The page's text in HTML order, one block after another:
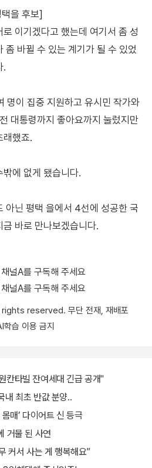
을 후보]
이기겠다고 했는데 여기서 좀 성
좀 바뀔 수 있는 계기가 될 수 있었
.
명이 집중 지원하고 유시민 작가와
대통령까지 좋아요까지 눌렀지만
래했죠.
에 없게 됐습니다.
아닌 평택 을에서 4선에 성공한 국
바로 만나보겠습니다.
널A를 구독해 주세요
널A를 구독해 주세요
reserved. 무단 전재, 재배포
학습 이용 금지